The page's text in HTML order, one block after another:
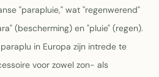
"parapluie," wat "regenwerend"
(bescherming) en "pluie" (regen).
in Europa zijn intrede te
voor zowel zon- als